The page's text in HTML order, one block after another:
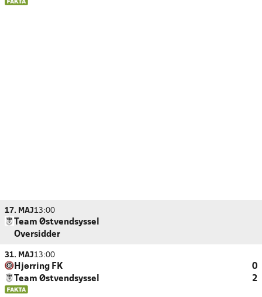
17. MAJ13:00
Team Østvendsyssel
Oversidder
31. MAJ13:00
Hjørring FK
0
Team Østvendsyssel
2